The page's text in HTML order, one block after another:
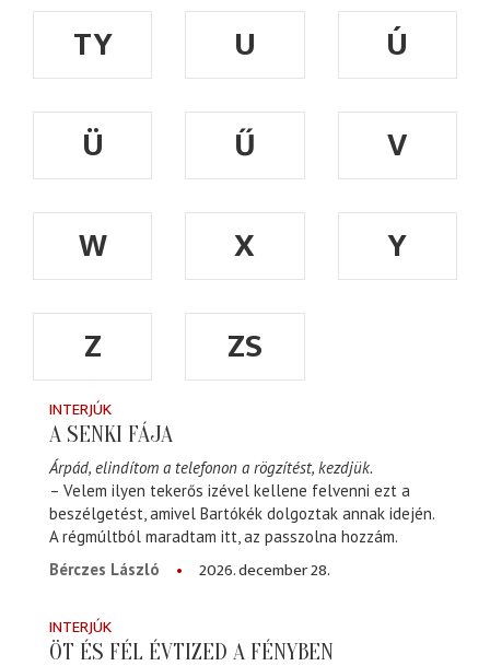
TY U
Ú
Ü
Ű
V
W
X
Y
Z
ZS
INTERJÚK
A SENKI FÁJA
Árpád, elindítom a telefonon a rögzítést, kezdjük.
– Velem ilyen tekerős izével kellene felvenni ezt a
beszélgetést, amivel Bartókék dolgoztak annak idején.
A régmúltból maradtam itt, az passzolna hozzám.
Bérczes László
2026. december 28.
INTERJÚK
ÖT ÉS FÉL ÉVTIZED A FÉNYBEN